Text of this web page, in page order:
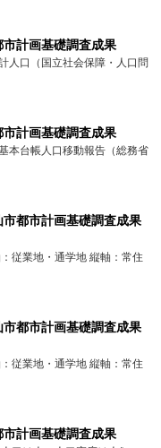
市計画基礎調査成果
人口（国立社会保障・人口問
市計画基礎調査成果
本台帳人口移動報告（総務省
市都市計画基礎調査成果
従業地・通学地 縦軸：常住
市都市計画基礎調査成果
従業地・通学地 縦軸：常住
市計画基礎調査成果